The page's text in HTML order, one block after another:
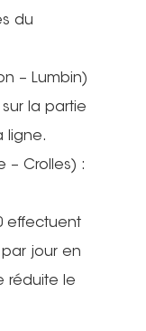
du
– Lumbin)
la partie
ligne.
– Crolles) :
effectuent
jour en
réduite le